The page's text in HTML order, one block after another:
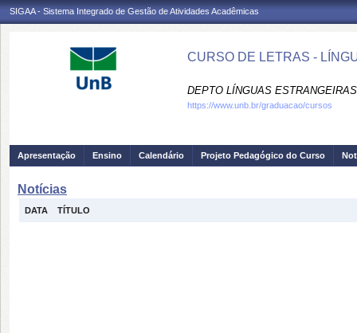
SIGAA - Sistema Integrado de Gestão de Atividades Acadêmicas
CURSO DE LETRAS -
DEPTO LÍNGUAS
https://www.unb.br/graduacao/cursos
Apresentação Ensino Calendário Projeto Pedagógico do Curso
Notícias
DATA TÍTULO